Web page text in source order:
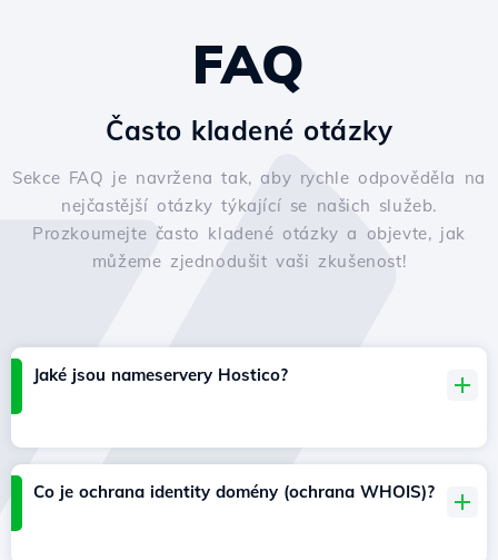
FAQ
Často kladené otázky
Sekce FAQ je navržena tak, aby rychle odpověděla na
nejčastější otázky týkající se našich služeb.
Prozkoumejte často kladené otázky a objevte, jak
můžeme zjednodušit vaši zkušenost!
Jaké jsou nameservery Hostico?
Co je ochrana identity domény (ochrana WHOIS)?